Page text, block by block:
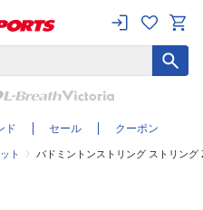
ド セール クーポン
ト バドミントンストリング ストリン